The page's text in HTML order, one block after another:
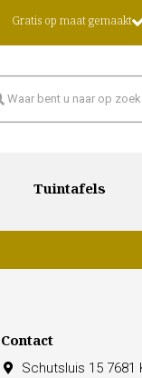
Gratis op maat gemaakt
Tuintafels
Contact
Schutsluis 15 7681